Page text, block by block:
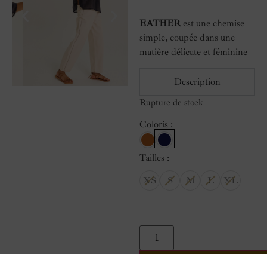
EATHERest une chemise
simple, coupée dans une
matière délicate et féminine
Description
Rupture de stock
Coloris :
Tailles
XS
S M L XL